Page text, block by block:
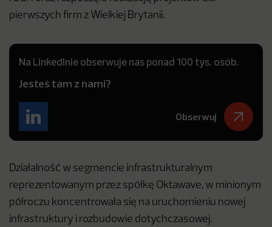
pierwszych firm z Wielkiej Brytanii.
Na LinkedInie obserwuje nas ponad 100 tys. osób.
Jesteś tam z nami?
Obserwuj
Działalność w segmencie infrastrukturalnym
reprezentowanym przez spółkę Oktawave, w minionym
półroczu koncentrowała się na uruchomieniu nowej
infrastruktury i rozbudowie dotychczasowej.